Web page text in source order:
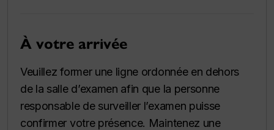
À votre arrivée
Veuillez former une ligne ordonnée en dehors
de la salle d’examen afin que la personne
responsable de surveiller l’examen puisse
confirmer votre présence. Maintenez une